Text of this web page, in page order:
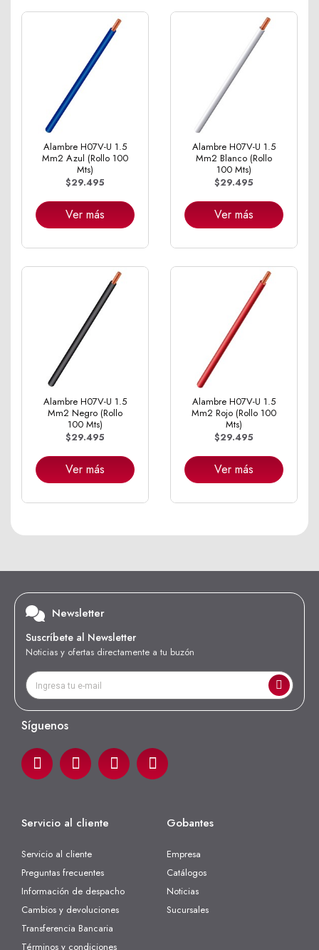
Alambre H07V-U 1.5
Mm2 Azul (Rollo 100
Mts)
$29.495
Ver más
Alambre H07V-U 1.5
Mm2 Blanco (Rollo
100 Mts)
$29.495
Ver más
Alambre H07V-U 1.5
Mm2 Negro (Rollo
100 Mts)
$29.495
Ver más
Alambre H07V-U 1.5
Mm2 Rojo (Rollo 100
Mts)
$29.495
Ver más
Newsletter
Suscríbete al Newsletter
Noticias y ofertas directamente a tu buzón
Síguenos
Servicio al cliente
Servicio al cliente
Preguntas frecuentes
Información de despacho
Cambios y devoluciones
Transferencia Bancaria
Términos y condiciones
Gobantes
Empresa
Catálogos
Noticias
Sucursales